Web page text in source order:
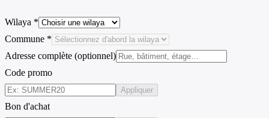
Wilaya *
Commune *
Adresse complète (optionnel)
Code promo
Appliquer
Bon d'achat